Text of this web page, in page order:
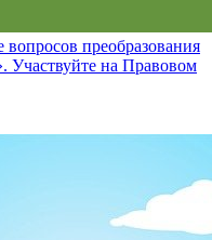
преобразования
Участвуйте на Правовом